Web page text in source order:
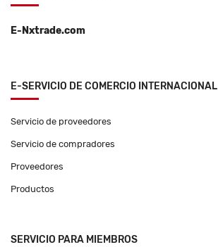
E-Nxtrade.com
E-SERVICIO DE COMERCIO INTERNACIONAL
Servicio de proveedores
Servicio de compradores
Proveedores
Productos
SERVICIO PARA MIEMBROS